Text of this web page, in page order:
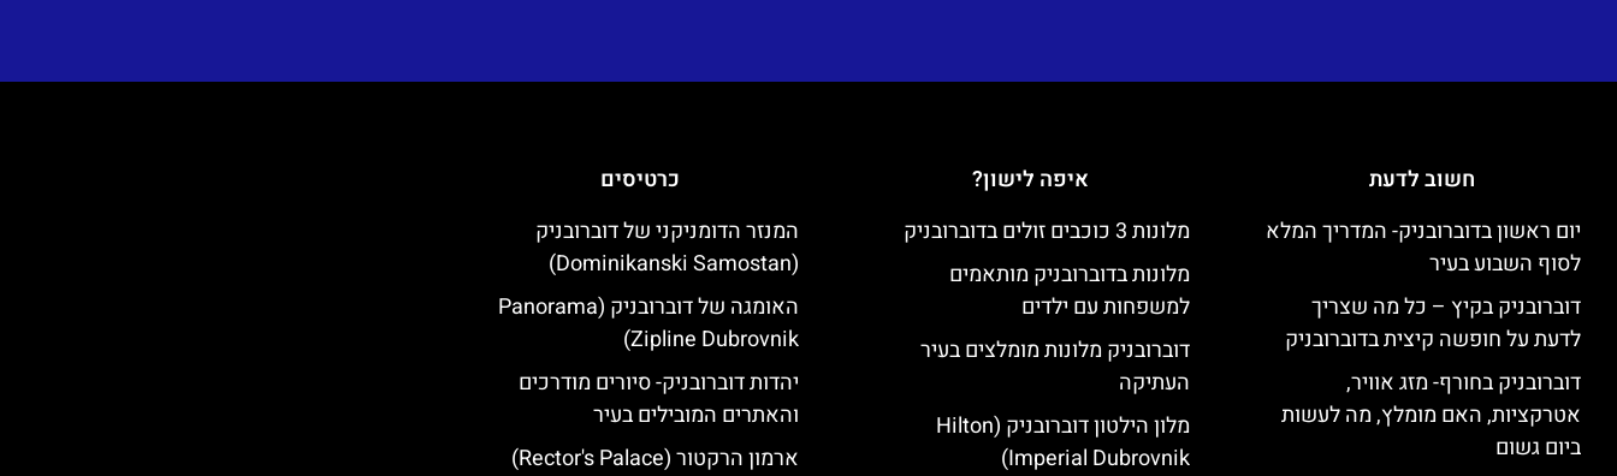
חשוב לדעת
יום ראשון בדוברובניק- המדריך המלא
לסוף השבוע בעיר
דוברובניק בקיץ – כל מה שצריך
לדעת על חופשה קיצית בדוברובניק
דוברובניק בחורף- מזג אוויר,
אטרקציות, האם מומלץ, מה לעשות
ביום גשום
איפה לישון?
מלונות 3 כוכבים זולים בדוברובניק
מלונות בדוברובניק מותאמים
למשפחות עם ילדים
דוברובניק מלונות מומלצים בעיר
העתיקה
מלון הילטון דוברובניק (Hilton
Imperial Dubrovnik)
כרטיסים
המנזר הדומניקני של דוברובניק
(Dominikanski Samostan)
האומגה של דוברובניק (Panorama
Zipline Dubrovnik)
יהדות דוברובניק- סיורים מודרכים
והאתרים המובילים בעיר
ארמון הרקטור (Rector's Palace)